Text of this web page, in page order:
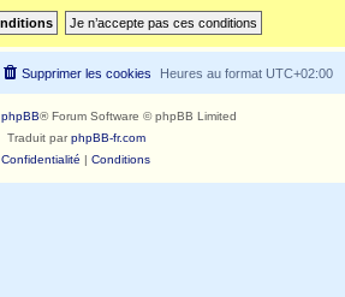
Heures au format UTC+02:00
Supprimer les cookies
phpBB® Forum Software © phpBB Limited
Traduit parphpBB-fr.com
Confidentialité | Conditions